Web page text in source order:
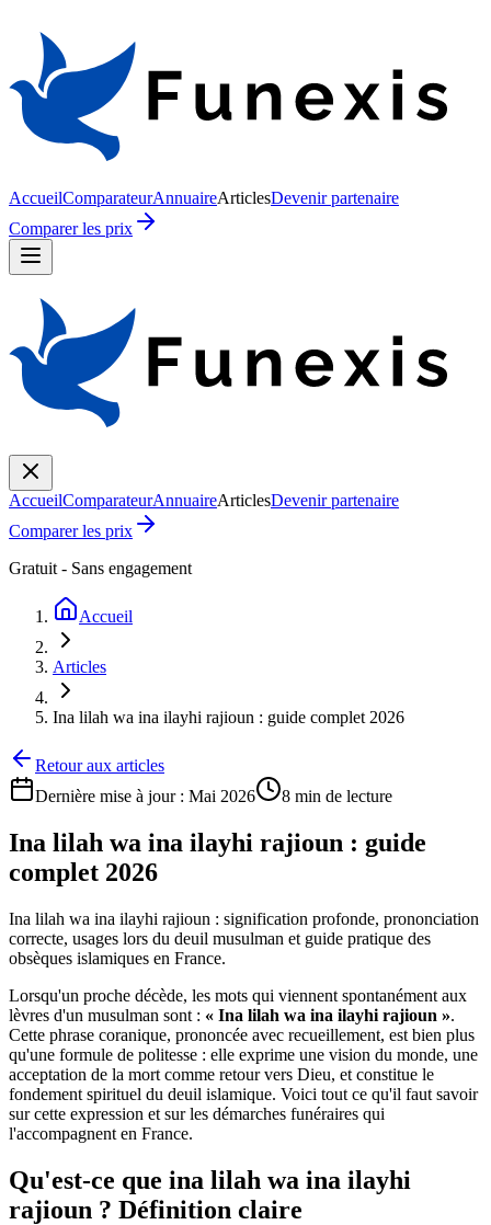
AccueilComparateurAnnuaireArticlesDevenir partenaire
Comparer les prix
AccueilComparateurAnnuaireArticlesDevenir partenaire
Comparer les prix
Gratuit - Sans engagement
Accueil
Articles
Ina lilah wa ina ilayhi rajioun : guide complet 2026
Retour aux articles
Dernière mise à jour : Mai 2026 8 min de lecture
Ina lilah wa ina ilayhi rajioun : guide
complet 2026
Ina lilah wa ina ilayhi rajioun : signification profonde, prononciation
correcte, usages lors du deuil musulman et guide pratique des
obsèques islamiques en France.
Lorsqu'un proche décède, les mots qui viennent spontanément aux
lèvres d'un musulman sont : « Ina lilah wa ina ilayhi rajioun ».
Cette phrase coranique, prononcée avec recueillement, est bien plus
qu'une formule de politesse : elle exprime une vision du monde, une
acceptation de la mort comme retour vers Dieu, et constitue le
fondement spirituel du deuil islamique. Voici tout ce qu'il faut savoir
sur cette expression et sur les démarches funéraires qui
l'accompagnent en France.
Qu'est-ce que ina lilah wa ina ilayhi
rajioun ? Définition claire